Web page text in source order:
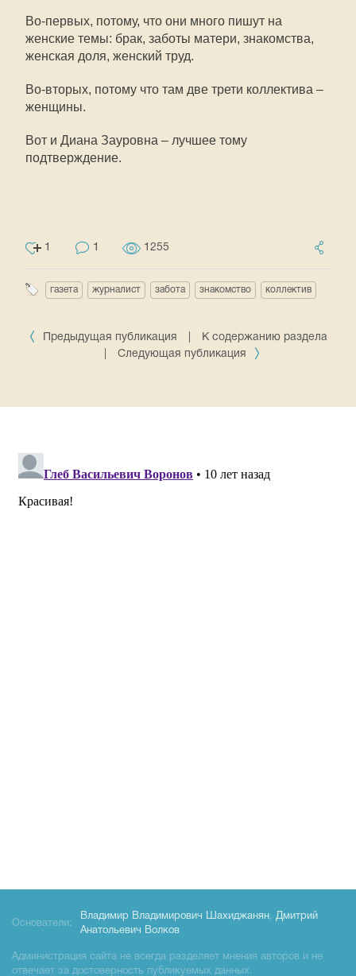
Во-первых, потому, что они много пишут на
женские темы: брак, заботы матери, знакомства,
женская доля, женский труд.
Во-вторых, потому что там две трети коллектива –
женщины.
Вот и Диана Зауровна – лучшее тому
подтверждение.
1 1 1255
газета журналист забота знакомство коллектив
Предыдущая публикация
К содержанию раздела
Следующая публикация
Основатели:
Владимир Владимирович Шахиджанян, Дмитрий
Анатольевич Волков
Администрация сайта не всегда разделяет мнения авторов и не
отвечает за достоверность публикуемых данных.